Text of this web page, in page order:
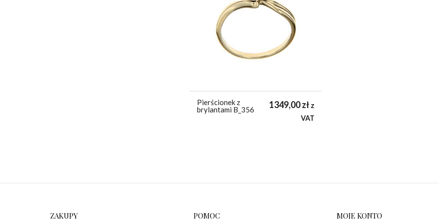
Pierścionek z
brylantami B_356
1349,00zł z
VAT
ZAKUPY POMOC MOJE KONTO